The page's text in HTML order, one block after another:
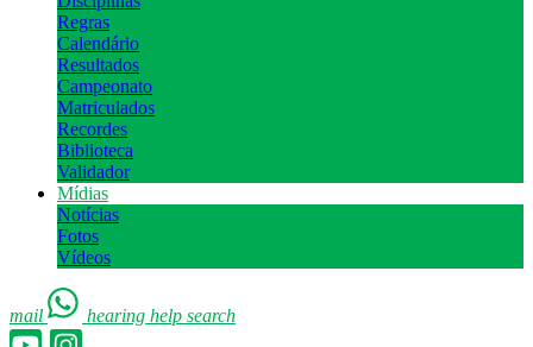
Regras
Calendário
Resultados
Campeonato
Matriculados
Recordes
Biblioteca
Validador
Mídias
Notícias
Fotos
Vídeos
mail hearing help search